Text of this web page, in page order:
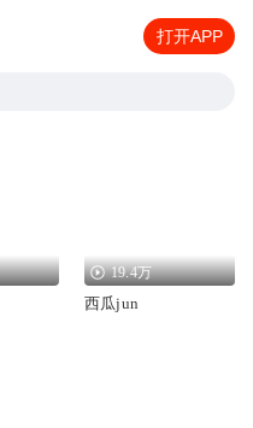
打开APP
19.4万
西瓜jun